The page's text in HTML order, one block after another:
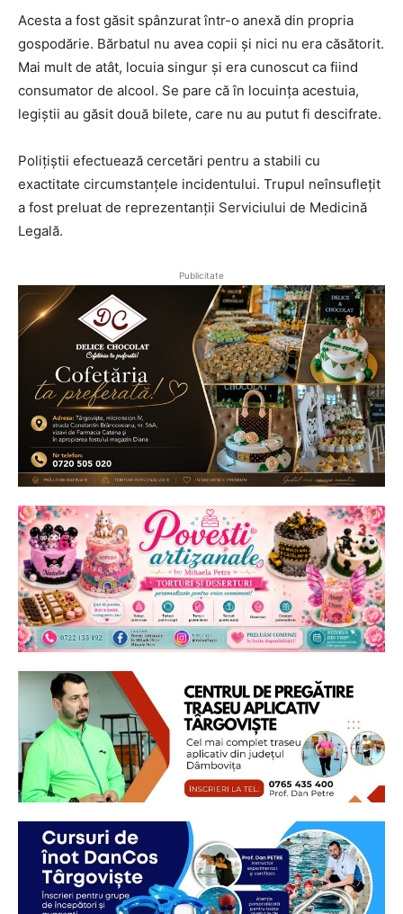
Acesta a fost găsit spânzurat într-o anexă din propria
gospodărie. Bărbatul nu avea copii și nici nu era căsătorit.
Mai mult de atât, locuia singur și era cunoscut ca fiind
consumator de alcool. Se pare că în locuința acestuia,
legiștii au găsit două bilete, care nu au putut fi descifrate.
Polițiștii efectuează cercetări pentru a stabili cu
exactitate circumstanțele incidentului. Trupul neînsuflețit
a fost preluat de reprezentanții Serviciului de Medicină
Legală.
Publicitate